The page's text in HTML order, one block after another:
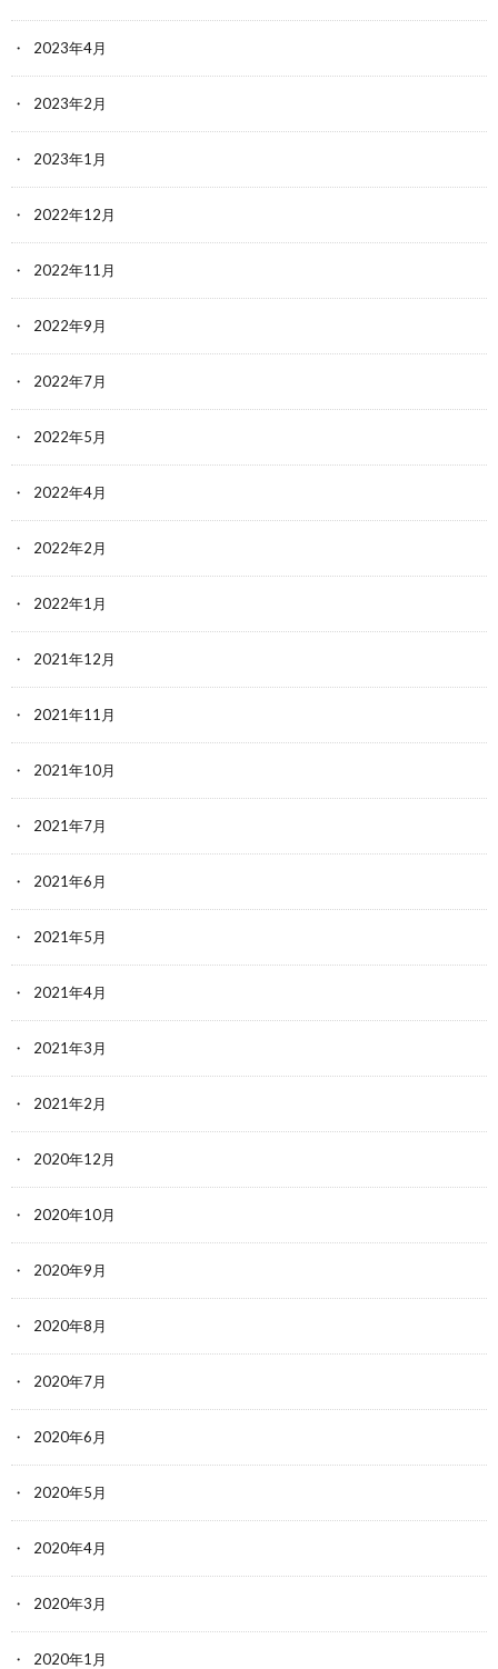
2023年4月
2023年2月
2023年1月
2022年12月
2022年11月
2022年9月
2022年7月
2022年5月
2022年4月
2022年2月
2022年1月
2021年12月
2021年11月
2021年10月
2021年7月
2021年6月
2021年5月
2021年4月
2021年3月
2021年2月
2020年12月
2020年10月
2020年9月
2020年8月
2020年7月
2020年6月
2020年5月
2020年4月
2020年3月
2020年1月